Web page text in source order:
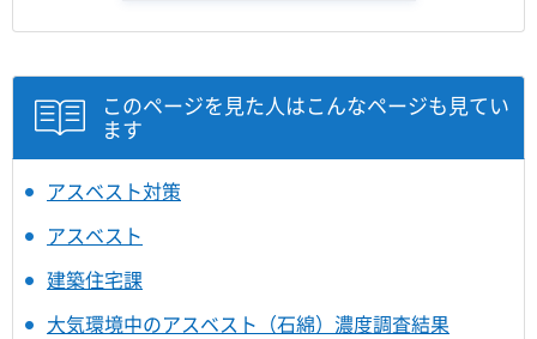
このページを見た人はこんなページも見てい
ます
アスベスト対策
アスベスト
建築住宅課
大気環境中のアスベスト（石綿）濃度調査結果